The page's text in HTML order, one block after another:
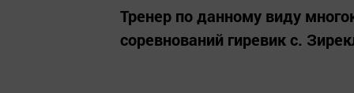
Тренер по данному виду
соревнований гиревик с.